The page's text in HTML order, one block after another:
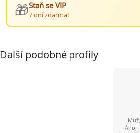
🎁Staň se VIP
7 dní zdarma!
Další podobné profily
Ahoj